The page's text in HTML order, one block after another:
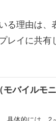
理由は、
レイに共有
バイルモ